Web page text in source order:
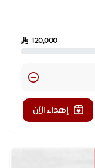
120,000
إهداء الآن